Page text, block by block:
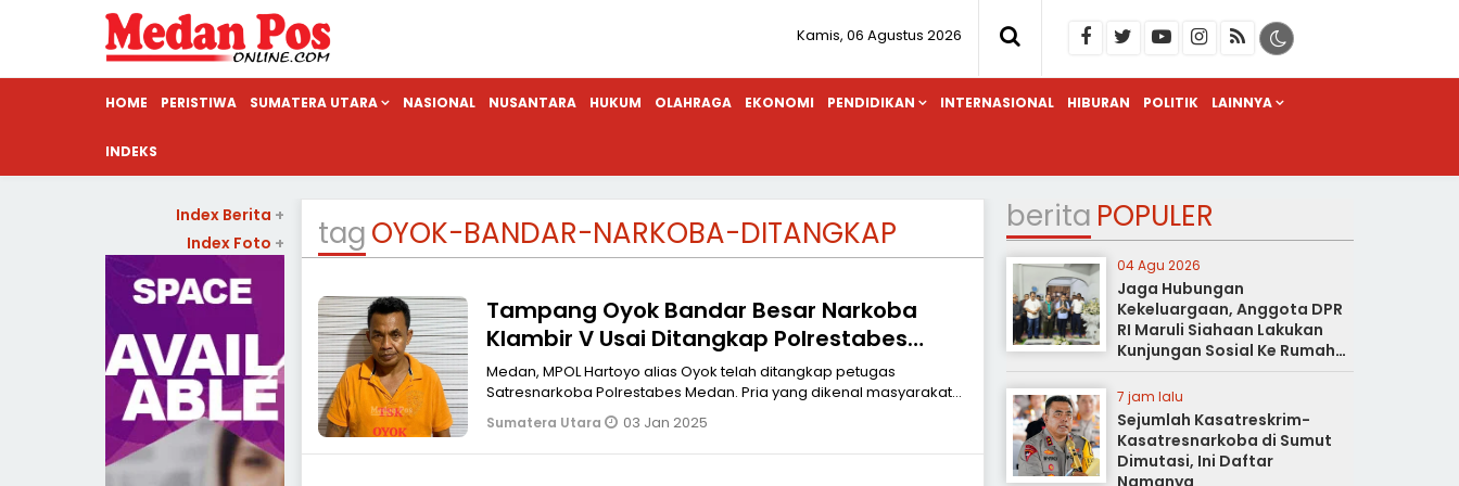
Kamis, 06 Agustus 2026
HOME PERISTIWA SUMATERA UTARA NASIONAL NUSANTARA HUKUM OLAHRAGA EKONOMI PENDIDIKAN INTERNASIONAL HIBURAN POLITIK LAINNYA
INDEKS
tagOYOK-BANDAR-NARKOBA-DITANGKAP
Tampang Oyok Bandar Besar Narkoba
Klambir V Usai Ditangkap Polrestabes
Medan
Medan, MPOL Hartoyo alias Oyok telah ditangkap petugas
Satresnarkoba Polrestabes Medan. Pria yang dikenal masyarakat
luas sebagai bandar be
Sumatera Utara 03 Jan 2025
Index Berita +
Index Foto +
berita POPULER
04 Agu 2026
Jaga Hubungan
Kekeluargaan, Anggota DPR
RI Maruli Siahaan Lakukan
Kunjungan Sosial Ke Rumah
Duka
7 jam lalu
Sejumlah Kasatreskrim-
Kasatresnarkoba di Sumut
Dimutasi, Ini Daftar
Namanya